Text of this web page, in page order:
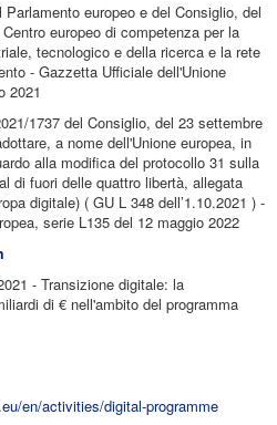
Parlamento europeo e del Consiglio, del
europeo di competenza per la
tecnologico e della ricerca e la rete
- Gazzetta Ufficiale dell'Unione
2021
1737 del Consiglio, del 23 settembre
a nome dell'Unione europea, in
alla modifica del protocollo 31 sulla
di fuori delle quattro libertà, allegata
digitale) ( GU L 348 dell’1.10.2021 ) -
serie L135 del 12 maggio 2022
- Transizione digitale: la
di € nell'ambito del programma
en/activities/digital-programme